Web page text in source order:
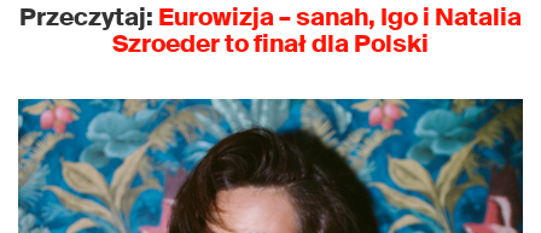
Przeczytaj: Eurowizja – sanah, Igo i Natalia
Szroeder to finał dla Polski